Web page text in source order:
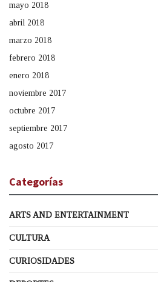
mayo 2018
abril 2018
marzo 2018
febrero 2018
enero 2018
noviembre 2017
octubre 2017
septiembre 2017
agosto 2017
Categorías
ARTS AND ENTERTAINMENT
CULTURA
CURIOSIDADES